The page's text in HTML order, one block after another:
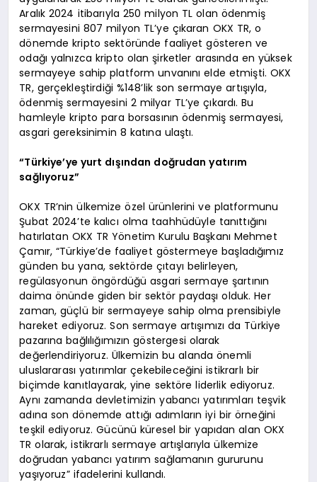
Aralık 2024 itibarıyla 250 milyon TL olan ödenmiş
sermayesini 807 milyon TL’ye çıkaran OKX TR, o
dönemde kripto sektöründe faaliyet gösteren ve
odağı yalnızca kripto olan şirketler arasında en yüksek
sermayeye sahip platform unvanını elde etmişti. OKX
TR, gerçekleştirdiği %148’lik son sermaye artışıyla,
ödenmiş sermayesini 2 milyar TL’ye çıkardı. Bu
hamleyle kripto para borsasının ödenmiş sermayesi,
asgari gereksinimin 8 katına ulaştı.
“Türkiye’ye yurt dışından doğrudan yatırım
sağlıyoruz”
OKX TR’nin ülkemize özel ürünlerini ve platformunu
Şubat 2024’te kalıcı olma taahhüdüyle tanıttığını
hatırlatan OKX TR Yönetim Kurulu Başkanı Mehmet
Çamır, “Türkiye’de faaliyet göstermeye başladığımız
günden bu yana, sektörde çıtayı belirleyen,
regülasyonun öngördüğü asgari sermaye şartının
daima önünde giden bir sektör paydaşı olduk. Her
zaman, güçlü bir sermayeye sahip olma prensibiyle
hareket ediyoruz. Son sermaye artışımızı da Türkiye
pazarına bağlılığımızın göstergesi olarak
değerlendiriyoruz. Ülkemizin bu alanda önemli
uluslararası yatırımlar çekebileceğini istikrarlı bir
biçimde kanıtlayarak, yine sektöre liderlik ediyoruz.
Aynı zamanda devletimizin yabancı yatırımları teşvik
adına son dönemde attığı adımların iyi bir örneğini
teşkil ediyoruz. Gücünü küresel bir yapıdan alan OKX
TR olarak, istikrarlı sermaye artışlarıyla ülkemize
doğrudan yabancı yatırım sağlamanın gururunu
yaşıyoruz” ifadelerini kullandı.